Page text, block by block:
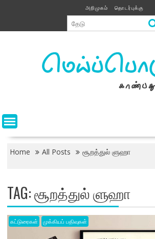
content
அறிமுகம் தொடர்புக்கு
Home All Posts சூறத்துல் ளுஹா
TAG:சூறத்துல் ளுஹா
கட்டுரைகள் முக்கியப் பதிவுகள்